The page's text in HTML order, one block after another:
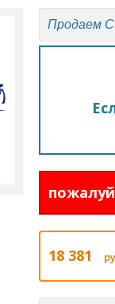
Продаем
18 381